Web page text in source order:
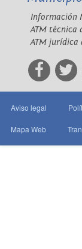
Información
ATM técnica
ATM jurídica
Aviso legal
Mapa Web